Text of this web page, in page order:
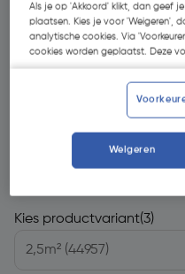
€ 40,93 | Excl. btw €
Kies productvariant(3)
Als je op 'Akkoord' klikt, dan geef
plaatsen. Kies je voor 'Weigeren',
analytische cookies. Via
cookies worden geplaatst. Deze
Weigeren